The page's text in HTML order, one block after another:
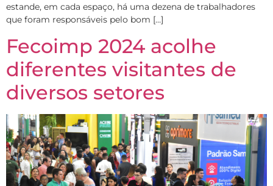
estande, em cada espaço, há uma dezena de trabalhadores
que foram responsáveis pelo bom […]
Fecoimp 2024 acolhe
diferentes visitantes de
diversos setores